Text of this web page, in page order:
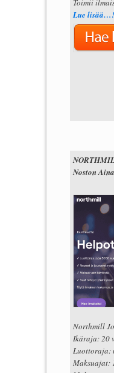
Toimii
Lue lisää…!
Noston
Northmill
Ikäraja: 20
Luottoraja:
Maksuajat: